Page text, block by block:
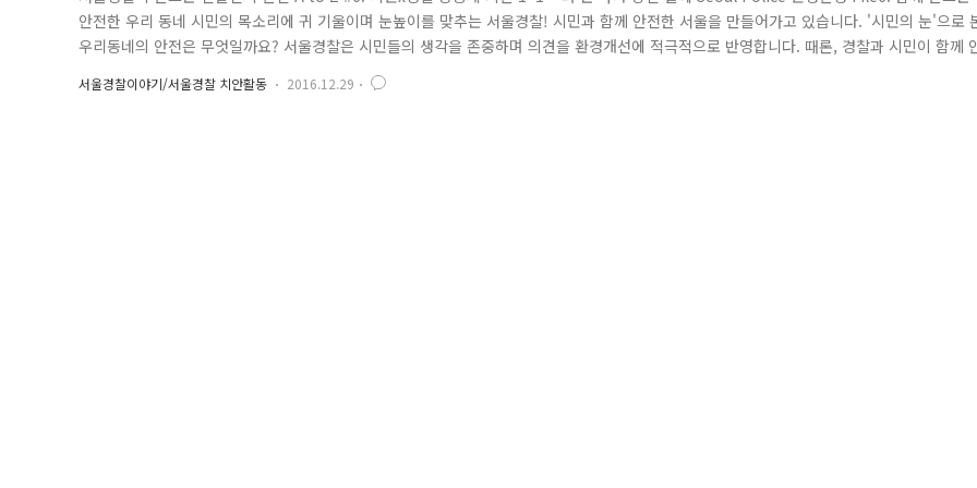
안전한 우리 동네 시민의 목소리에 귀 기울이며 눈높이를 맞추는 서울경찰! 시민과 함께 안전한 서울을 만들어가고 있습니다. '시민의 눈'으로
우리동네의 안전은 무엇일까요? 서울경찰은 시민들의 생각을 존중하며 의견을 환경개선에 적극적으로 반영합니다. 때론, 경찰과 시민이 함께
전한 거리를 조성하기도 하며 그리고 함께 순찰을 돌며 안전한 동네를 이끌어가기도 합니다 시민x경찰이 함께하는 공동체 치안! 하나에 하나를
더하면 더 큰 하나를 이루듯 보다 안전한 서울을 함께 만들어 가고자 합니다 서울경찰은 앞으로도 연말연시 여러분의 안전을 위해 밤낮..
서울경찰이야기/서울경찰 치안활동 2016.12.29